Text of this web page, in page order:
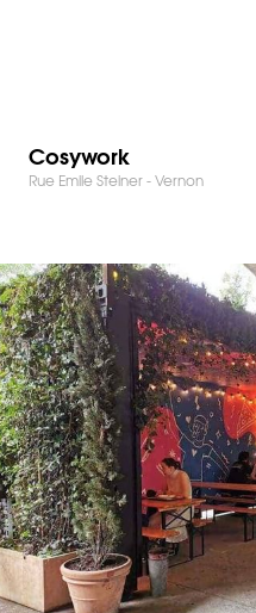
Cosywork
Rue Emile Steiner - Vernon